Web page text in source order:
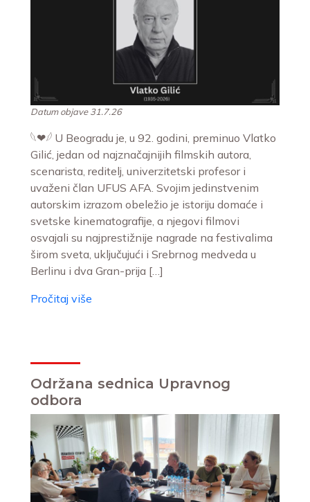
Datum objave 31.7.26
𓆩❤︎𓆪 U Beogradu je, u 92. godini, preminuo Vlatko
Gilić, jedan od najznačajnijih filmskih autora,
scenarista, reditelj, univerzitetski profesor i
uvaženi član UFUS AFA. Svojim jedinstvenim
autorskim izrazom obeležio je istoriju domaće i
svetske kinematografije, a njegovi filmovi
osvajali su najprestižnije nagrade na festivalima
širom sveta, uključujući i Srebrnog medveda u
Berlinu i dva Gran-prija […]
Pročitaj više
Održana sednica Upravnog
odbora